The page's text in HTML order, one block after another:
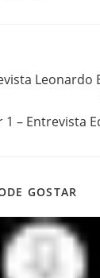
Leonardo
1 – Entrevista
GOSTAR